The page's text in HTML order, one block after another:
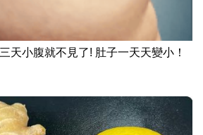
天小腹就不見了! 肚子一天天變小！